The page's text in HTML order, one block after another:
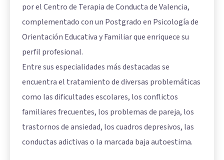
por el Centro de Terapia de Conducta de Valencia,
complementado con un Postgrado en Psicología de
Orientación Educativa y Familiar que enriquece su
perfil profesional.
Entre sus especialidades más destacadas se
encuentra el tratamiento de diversas problemáticas
como las dificultades escolares, los conflictos
familiares frecuentes, los problemas de pareja, los
trastornos de ansiedad, los cuadros depresivos, las
conductas adictivas o la marcada baja autoestima.